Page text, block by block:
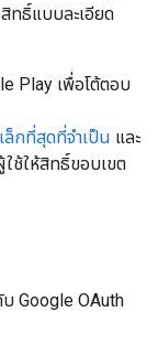
ทธิ์แบบละเอียด
Play เพื่อโต้ตอบ
ล็กที่สุดที่จำเป็น และ
ใช้ให้สิทธิ์ขอบเขต
Google OAuth